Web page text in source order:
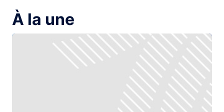
À la une